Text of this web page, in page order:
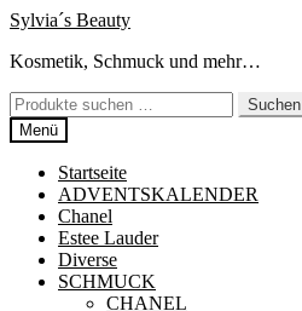
Zur
springen
Zum
springen
Sylvia´s Beauty
Kosmetik, Schmuck und mehr…
Suchen
nach:
Suchen
Menü
Startseite
ADVENTSKALENDER
Chanel
Estee Lauder
Diverse
SCHMUCK
CHANEL